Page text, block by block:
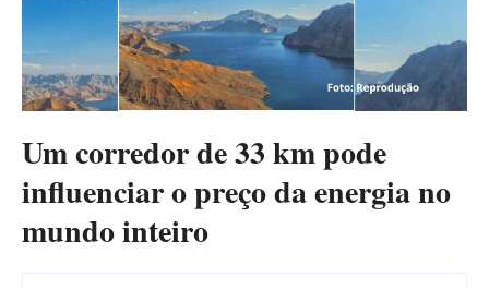
Um corredor de 33 km pode
influenciar o preço da energia no
mundo inteiro